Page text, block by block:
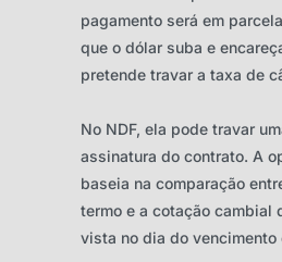
pagamento será em
que o dólar suba e
pretende travar a taxa de
No NDF, ela pode travar
assinatura do contrato. A
baseia na comparação
termo e a cotação cambial
vista no dia do vencimento